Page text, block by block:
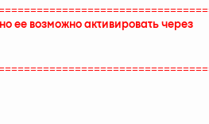
ее возможно активировать через